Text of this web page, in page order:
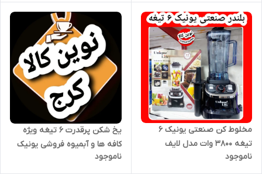
مخلوط کن صنعتی یونیک ۶
تیغه ۳۸۰۰ وات مدل لایف
ناموجود
یخ شکن پرقدرت ۶ تیغه ویژه
کافه ها و آبمیوه فروشی یونیک
لایف ۳۸۰۰وات
ناموجود